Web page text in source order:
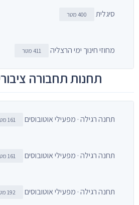
סיגלית 400 מטר
מחוזי חינוך ימי הרצליה 411 מטר
תחנות תחבורה
תחנה רגילה · מפעילי אוטובוסים 161 מטר
תחנה רגילה · מפעילי אוטובוסים 161 מטר
תחנה רגילה · מפעילי אוטובוסים 192 מטר